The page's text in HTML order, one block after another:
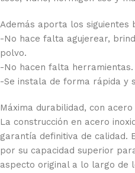
Además aporta los siguientes
-No hace falta agujerear,
polvo.
-No hacen falta herramientas.
-Se instala de forma rápida y
Máxima durabilidad, con
La construcción en acero
garantía definitiva de calidad.
por su capacidad superior
aspecto original a lo largo de